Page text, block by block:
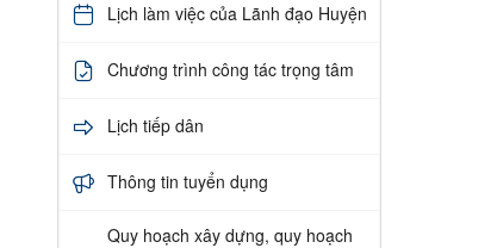
Lịch làm việc của Lãnh đạo Huyện
Chương trình công tác trọng tâm
Lịch tiếp dân
Thông tin tuyển dụng
Quy hoạch xây dựng, quy hoạch